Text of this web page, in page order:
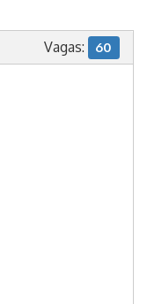
Vagas: 60